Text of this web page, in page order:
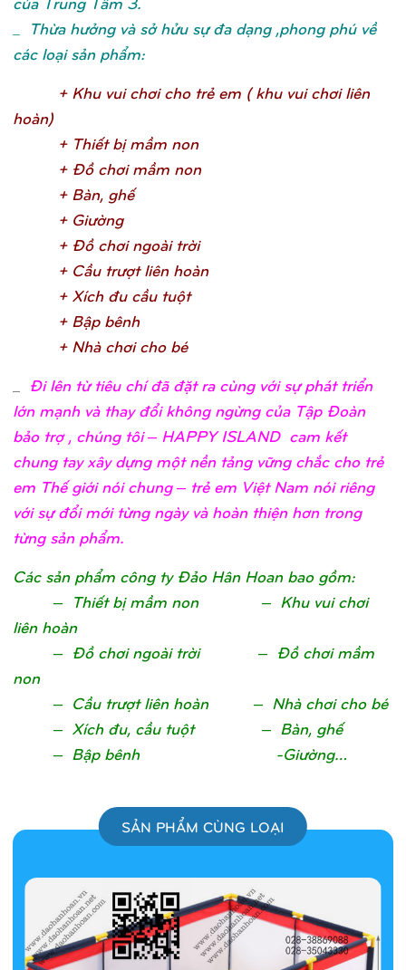
_ Thừa hưởng và sở hửu sự đa dạng ,phong phú về
các loại sản phẩm:
+ Khu vui chơi cho trẻem ( khu vui chơi liên
hoàn)
+ Thiết bịmầm non
+ Đồchơi mầm non
+ Bàn, ghế
+ Giường
+ Đồchơi ngoài trời
+ Cầu trượt liên hoàn
+ Xích đu cầu tuột
+ Bập bênh
+ Nhà chơi cho bé
Đi lên từ tiêu chí đã đặt ra cùng với sự phát triển
lớn mạnh và thay đổi không ngừng của Tập Đoàn
bảo trợ , chúng tôi – HAPPY ISLAND cam kết
chung tay xây dựng một nền tảng vững chắc cho trẻ
em Thế giới nói chung – trẻ em Việt Nam nói riêng
với sự đổi mới từng ngày và hoàn thiện hơn trong
từng sản phẩm.
Các sản phẩm công ty Đảo Hân Hoan bao gồm:
– Thiết bị mầm non – Khu vui chơi
liên hoàn
– Đồ chơi ngoài trời – Đồ chơi mầm
non
– Cầu trượt liên hoàn – Nhà chơi cho bé
– Xích đu, cầu tuột – Bàn, ghế
– Bập bênh -Giường…
SẢN PHẨM CÙNG LOẠI